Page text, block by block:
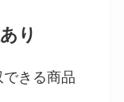
り
きる商品